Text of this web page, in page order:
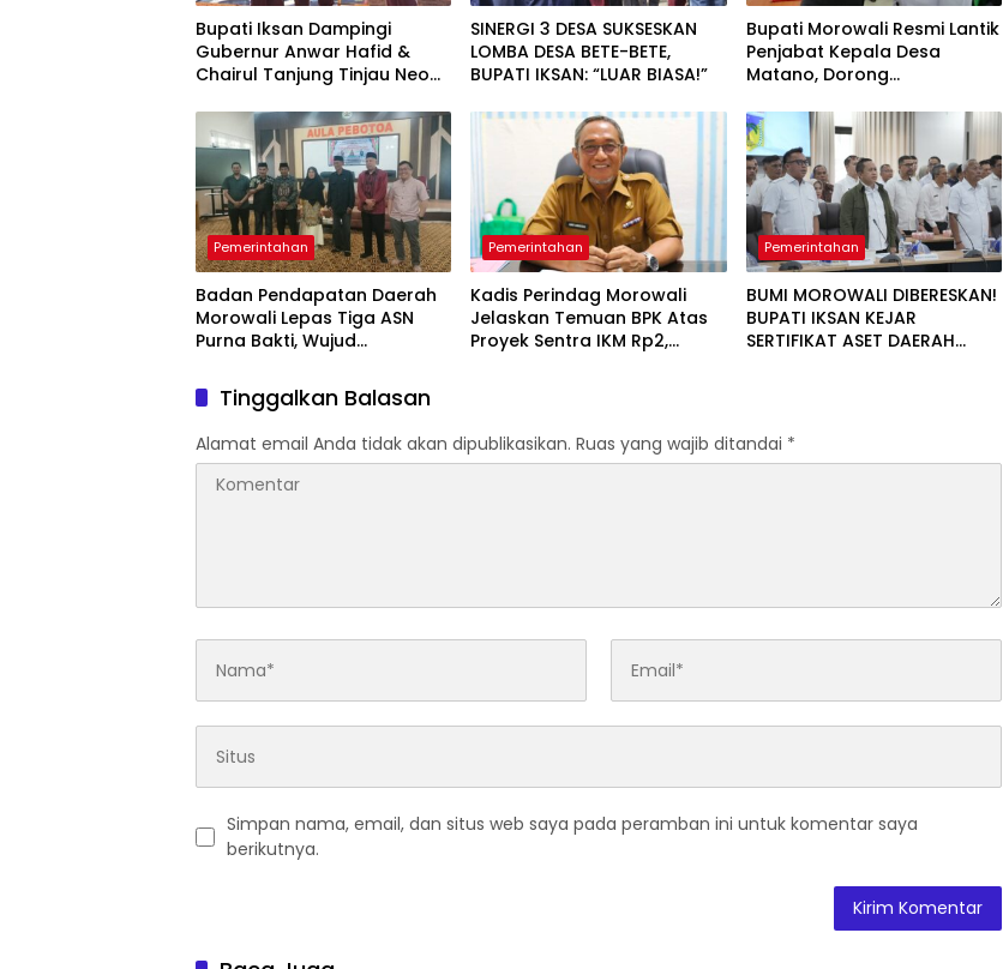
Bupati Iksan Dampingi
Gubernur Anwar Hafid &
Chairul Tanjung Tinjau Neo
Diumkan
SINERGI 3 DESA SUKSESKAN
LOMBA DESA BETE-BETE,
BUPATI IKSAN: “LUAR BIASA!”
Bupati Morowali Resmi Lantik
Penjabat Kepala Desa
Matano, Dorong
Berbasis Kebersamaan
Pemerintahan
Badan Pendapatan Daerah
Morowali Lepas Tiga ASN
Purna Bakti, Wujud
Pengabdian
Pemerintahan
Kadis Perindag Morowali
Jelaskan Temuan BPK Atas
Proyek Sentra IKM Rp2,
Pemerintahan
BUMI MOROWALI DIBERESKAN!
BUPATI IKSAN KEJAR
SERTIFIKAT ASET DAERAH
Tinggalkan Balasan
Alamat email Anda tidak akan dipublikasikan. Ruas yang wajib ditandai *
Simpan nama, email, dan situs web saya pada peramban ini untuk komentar saya
berikutnya.